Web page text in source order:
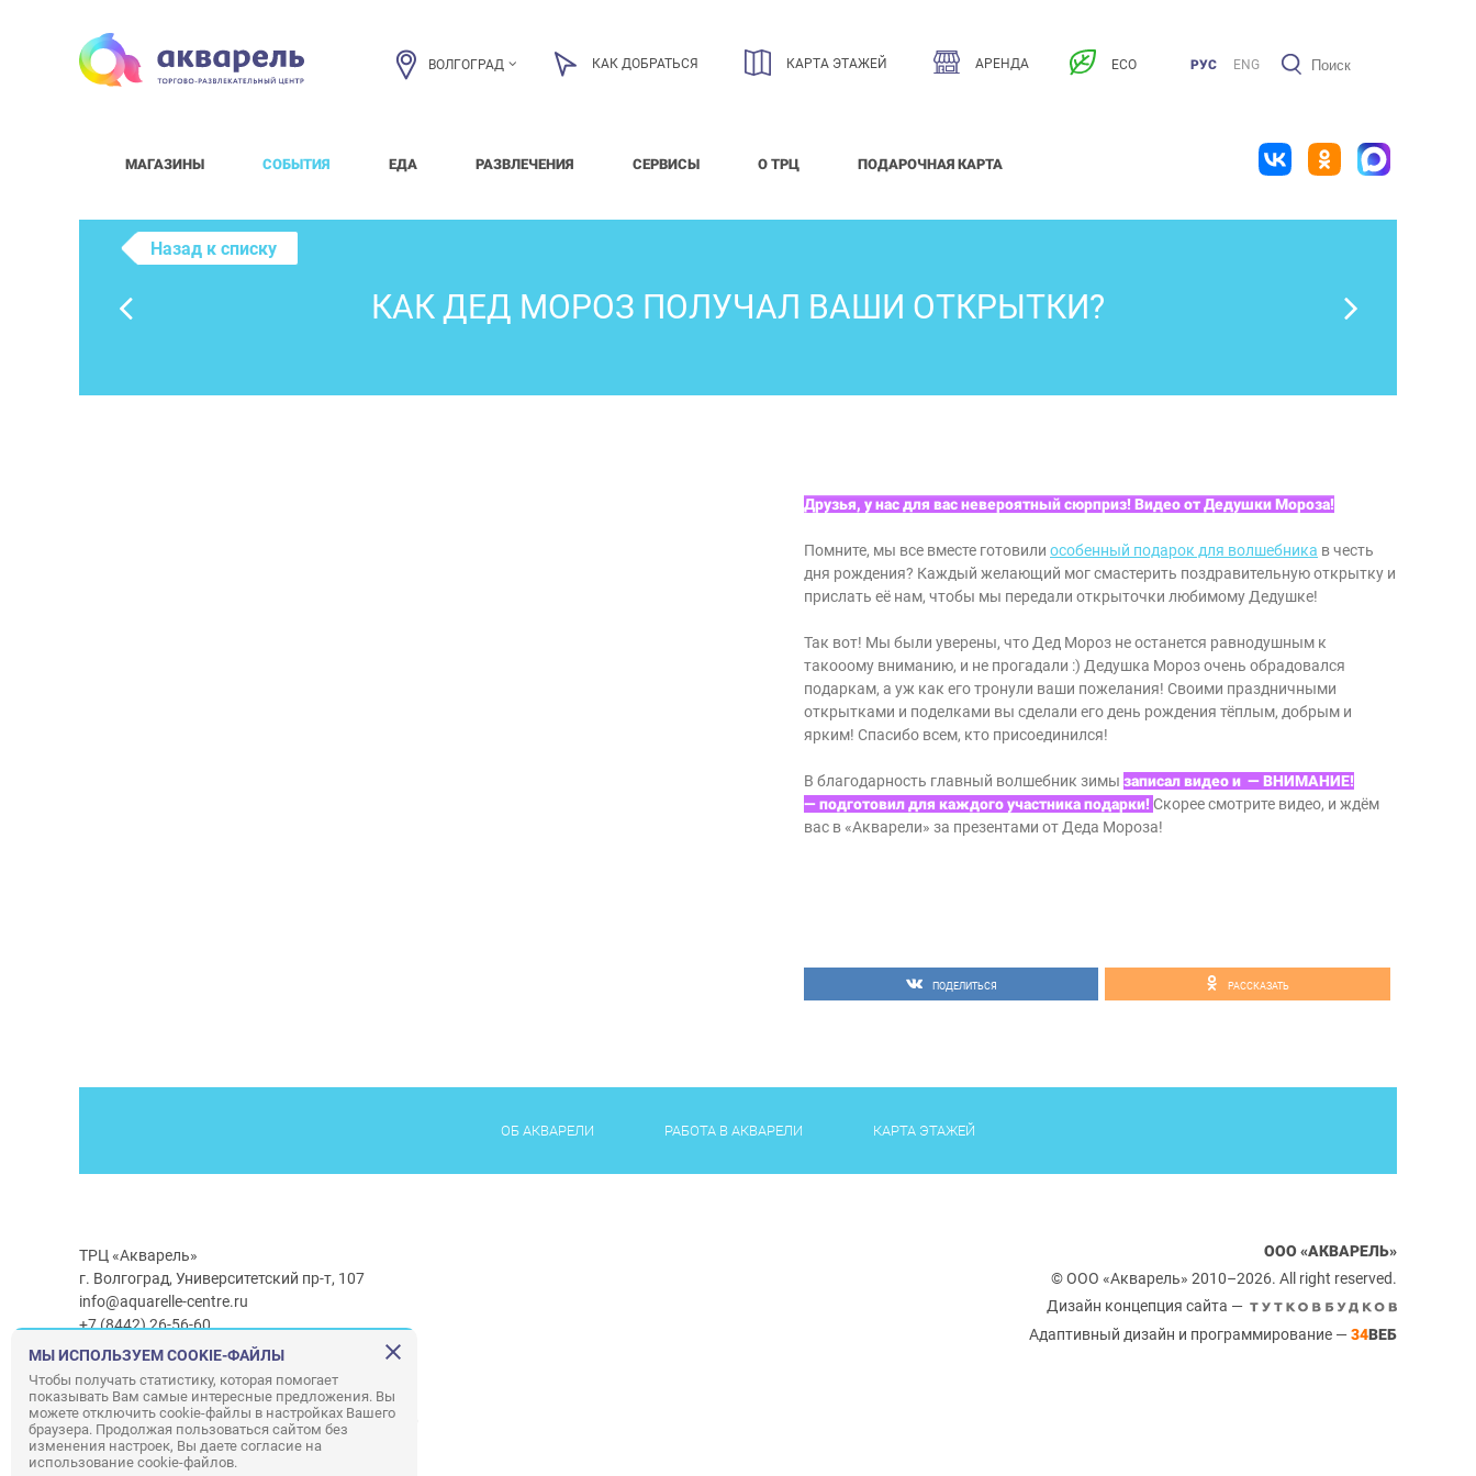
ВОЛГОГРАД КАК ДОБРАТЬСЯ КАРТА ЭТАЖЕЙ АРЕНДА ECO РУС ENG
МАГАЗИНЫ СОБЫТИЯ ЕДА РАЗВЛЕЧЕНИЯ СЕРВИСЫ О ТРЦ ПОДАРОЧНАЯ КАРТА
Назад к списку
КАК ДЕД МОРОЗ ПОЛУЧАЛ ВАШИ ОТКРЫТКИ?
Друзья, у нас для вас невероятный сюрприз! Видео от Дедушки Мороза!
Помните, мы все вместе готовили особенный подарок для волшебника в честь
дня рождения? Каждый желающий мог смастерить поздравительную открытку и
прислать её нам, чтобы мы передали открыточки любимому Дедушке!
Так вот! Мы были уверены, что Дед Мороз не останется равнодушным к
такооому вниманию, и не прогадали :) Дедушка Мороз очень обрадовался
подаркам, а уж как его тронули ваши пожелания! Своими праздничными
открытками и поделками вы сделали его день рождения тёплым, добрым и
ярким! Спасибо всем, кто присоединился!
В благодарность главный волшебник зимы записал видео и — ВНИМАНИЕ!
— подготовил для каждого участника подарки!Скорее смотрите видео, и ждём
вас в «Акварели» за презентами от Деда Мороза!
ПОДЕЛИТЬСЯ РАССКАЗАТЬ
ОБ АКВАРЕЛИ РАБОТА В АКВАРЕЛИ КАРТА ЭТАЖЕЙ
ТРЦ «Акварель»
г. Волгоград, Университетский пр-т, 107
info@aquarelle-centre.ru
+7 (8442) 26-56-60
Часы работы ТРЦ: с 10:00 до 22:00
Часы работы г/м Ашан:с 08:00 до 23:00
Часы работыг/мЛемана ПРО:с 08:00 до 22:00
Правила посещения ТРЦ «Акварель»
ООО «АКВАРЕЛЬ»
© ООО «Акварель» 2010–2026. All right reserved.
Дизайн концепция сайта —
Адаптивный дизайн и программирование — 34ВЕБ
МЫ ИСПОЛЬЗУЕМ COOKIE-ФАЙЛЫ
Чтобы получать статистику, которая помогает
показывать Вам самые интересные предложения. Вы
можете отключить cookie-файлы в настройках Вашего
браузера. Продолжая пользоваться сайтом без
изменения настроек, Вы даете согласие на
использование cookie-файлов.